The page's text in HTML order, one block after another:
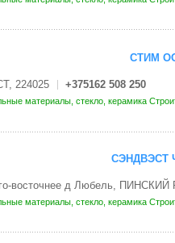
СТИМ
224025 +375162 508 250
материалы, стекло, керамика
СЭНДВЭСТ
восточнее д Любель, ПИНСКИЙ
материалы, стекло, керамика